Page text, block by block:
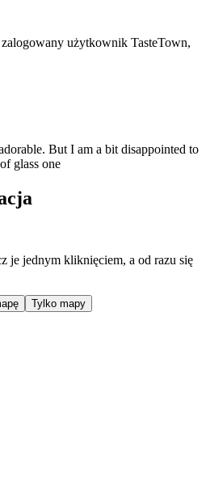
użytkownik TasteTown,
But I am a bit disappointed to
glass one
je jednym kliknięciem, a od razu się
Tylko mapy